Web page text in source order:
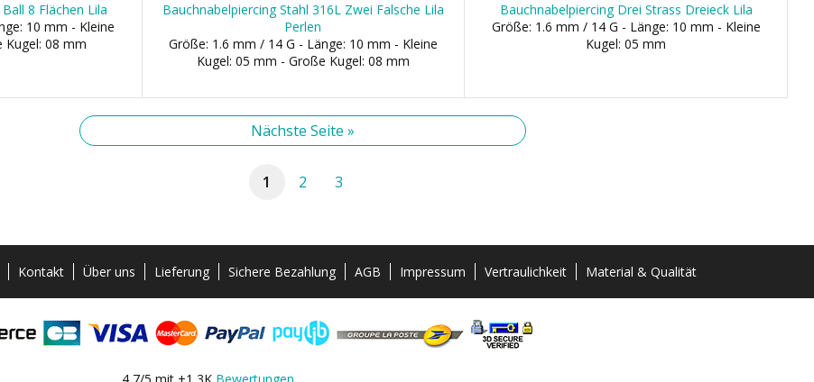
8 Flächen Lila
10 mm - Kleine
Kugel: 08 mm
Bauchnabelpiercing Stahl 316L Zwei Falsche Lila
Perlen
Größe: 1.6 mm / 14 G - Länge: 10 mm - Kleine
Kugel: 05 mm - Große Kugel: 08 mm
Bauchnabelpiercing Drei Strass Dreieck Lila
Größe: 1.6 mm / 14 G - Länge: 10 mm - Kleine
Kugel: 05 mm
Nächste Seite »
1 2 3
Kontakt Über uns Lieferung Sichere Bezahlung AGB Impressum Vertraulichkeit Material & Qualität